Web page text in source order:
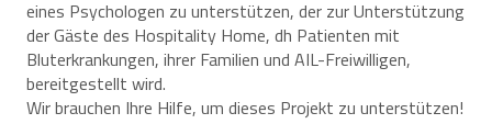
eines Psychologen zu unterstützen, der zur Unterstützung
der Gäste des Hospitality Home, dh Patienten mit
Bluterkrankungen, ihrer Familien und AIL-Freiwilligen,
bereitgestellt wird.
Wir brauchen Ihre Hilfe, um dieses Projekt zu unterstützen!